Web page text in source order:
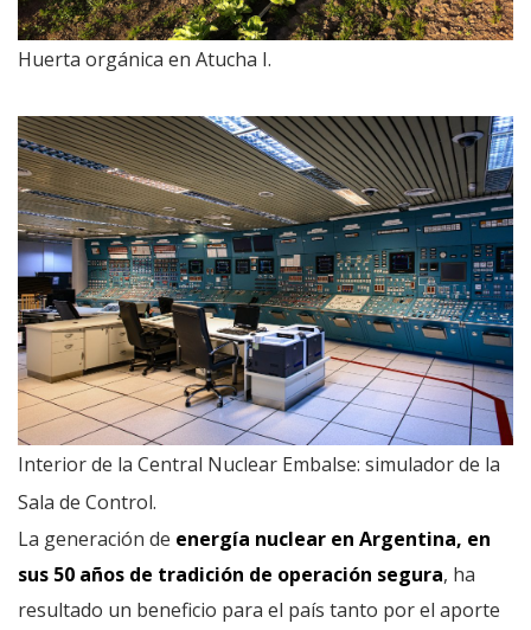
Huerta orgánica en Atucha I.
Interior de la Central Nuclear Embalse: simulador de la
Sala de Control.
La generación de energía nuclear en Argentina, en
sus 50 años de tradición de operación segura, ha
resultado un beneficio para el país tanto por el aporte